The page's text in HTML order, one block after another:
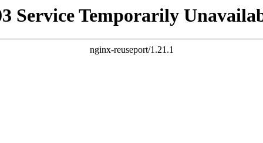
Service Temporarily
nginx-reuseport/1.21.1